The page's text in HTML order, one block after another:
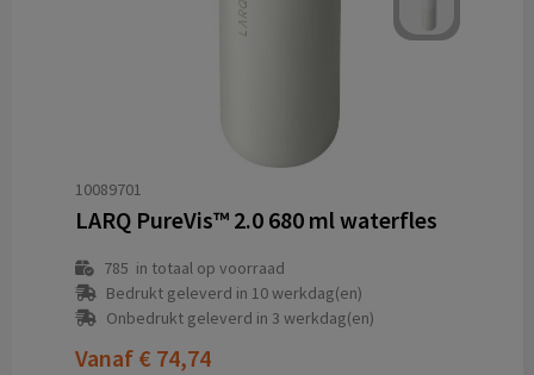
10089701
LARQ PureVis™ 2.0 680 ml waterfles
785 in totaal op voorraad
Bedrukt geleverd in 10 werkdag(en)
Onbedrukt geleverd in 3 werkdag(en)
Vanaf € 74,74